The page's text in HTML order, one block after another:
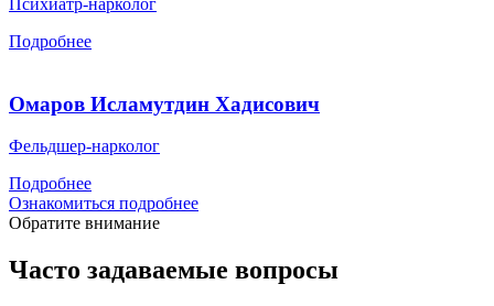
Подробнее
Омаров Исламутдин Хадисович
Фельдшер-нарколог
Подробнее
Ознакомиться подробнее
Обратите внимание
Часто задаваемые вопросы